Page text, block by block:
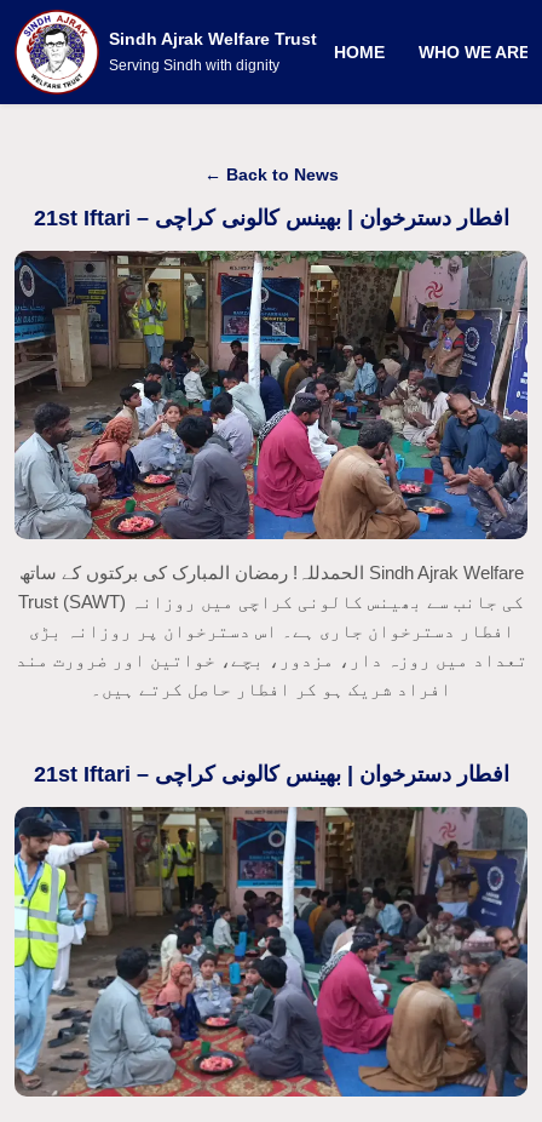
Sindh Ajrak Welfare Trust
Serving Sindh with dignity
HOME WHO WE ARE
← Back to News
21st Iftari – افطار دسترخوان | بھینس کالونی کراچی
الحمدللہ! رمضان المبارک کی برکتوں کے ساتھ Sindh Ajrak Welfare
Trust (SAWT) کی جانب سے بھینس کالونی کراچی میں روزانہ
افطار دسترخوان جاری ہے۔ اس دسترخوان پر روزانہ بڑی
تعداد میں روزہ دار، مزدور، بچے، خواتین اور ضرورت مند
افراد شریک ہو کر افطار حاصل کرتے ہیں۔
21st Iftari – افطار دسترخوان | بھینس کالونی کراچی